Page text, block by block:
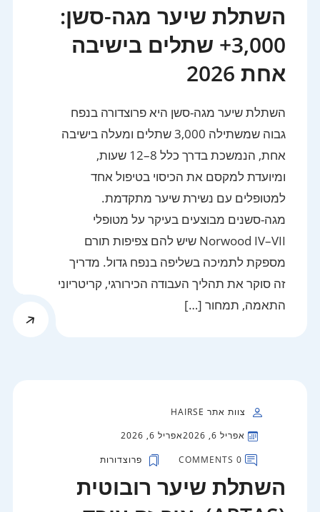
השתלת שיער מגה-סשן:
3,000+ שתלים בישיבה
אחת 2026
השתלת שיער מגה-סשן היא פרוצדורה בנפח
גבוה שמשתילה 3,000 שתלים ומעלה בישיבה
אחת, הנמשכת בדרך כלל 8–12 שעות,
ומיועדת למקסם את הכיסוי בטיפול אחד
למטופלים עם נשירת שיער מתקדמת.
מגה-סשנים מבוצעים בעיקר על מטופלי
Norwood IV–VII שיש להם צפיפות תורם
מספקת לתמיכה בשליפה בנפח גדול. מדריך
זה סוקר את תהליך העבודה הכירורגי, קריטריוני
התאמה, תמחור […]
צוות אתר HAIRSE
אפריל 6, 2026
אפריל 6, 2026
0 COMMENTS
פרוצדורות
השתלת שיער רובוטית